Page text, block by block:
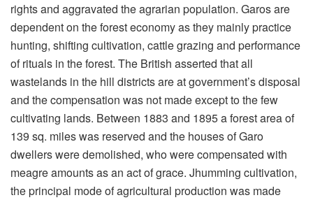
rights and aggravated the agrarian population. Garos are
dependent on the forest economy as they mainly practice
hunting, shifting cultivation, cattle grazing and performance
of rituals in the forest. The British asserted that all
wastelands in the hill districts are at government’s disposal
and the compensation was not made except to the few
cultivating lands. Between 1883 and 1895 a forest area of
139 sq. miles was reserved and the houses of Garo
dwellers were demolished, who were compensated with
meagre amounts as an act of grace. Jhumming cultivation,
the principal mode of agricultural production was made